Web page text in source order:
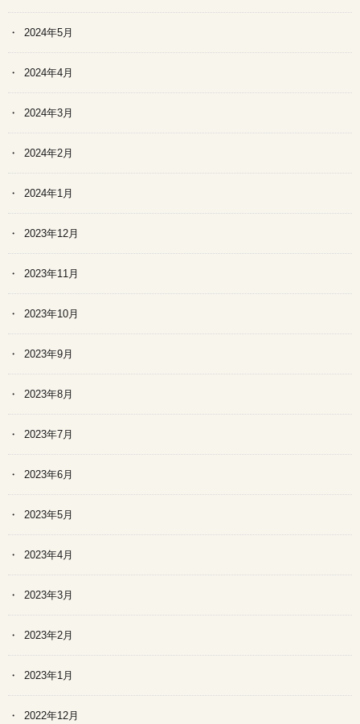
2024年5月
2024年4月
2024年3月
2024年2月
2024年1月
2023年12月
2023年11月
2023年10月
2023年9月
2023年8月
2023年7月
2023年6月
2023年5月
2023年4月
2023年3月
2023年2月
2023年1月
2022年12月